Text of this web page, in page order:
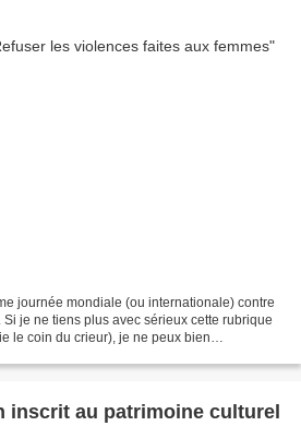
journée mondiale (ou internationale) contre
je ne tiens plus avec sérieux cette rubrique
le coin du crieur), je ne peux bien
inscrit au patrimoine culturel